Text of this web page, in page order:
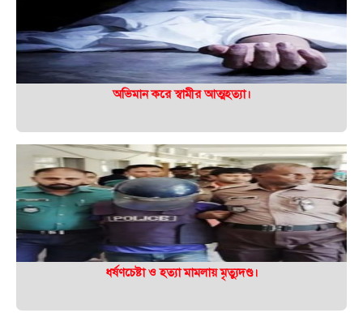
অভিমান করে স্বামীর আত্মহত্যা।
ধর্ষণচেষ্টা ও হত্যা মামলায় মৃত্যুদণ্ড।